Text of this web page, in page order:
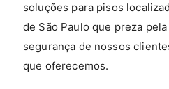
soluções para pisos
de São Paulo que preza
segurança de nossos
que oferecemos.